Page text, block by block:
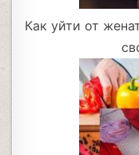
Как уйти от